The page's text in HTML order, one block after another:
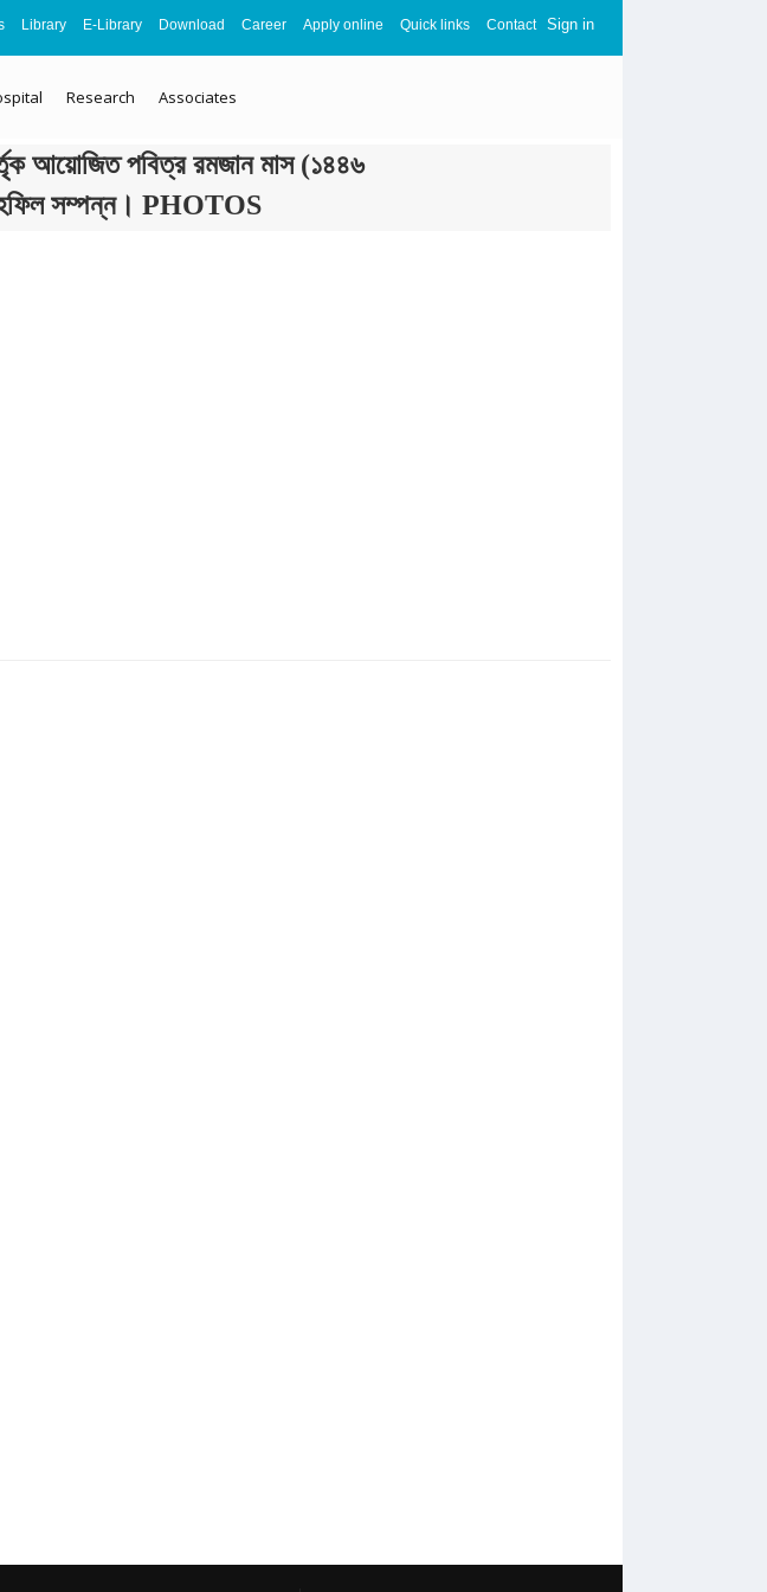
Library E-Library Download Career Apply online Quick links Contact Sign in
Research Associates
আয়োজিত পবিত্র রমজান মাস (১৪৪৬
সম্পন্ন। PHOTOS